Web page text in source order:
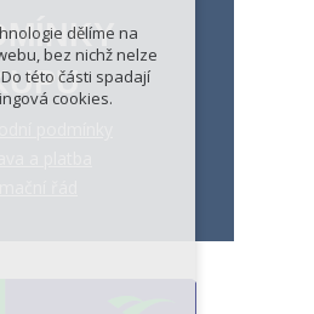
VŠE
dělíme na
bez nichž nelze
této části spadají
cookies.